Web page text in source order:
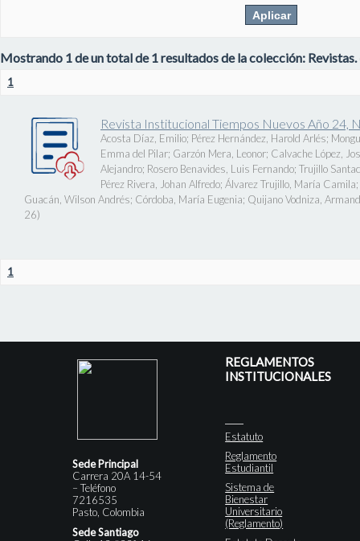
Mostrando 1 de un total de 1 resultados de la colección: Revistas.
1
Revista Institucional Tiempos Nuevos Año 24,
Acosta Díaz, Emilio; Pérez Hernández, Harold Arlés;
Emma del Pilar; Garzón Mera, Leonor; Calvache López,
Alejandro; Rosero Benavides, Luis Fernando; Trujillo
Pérez Rivera, Johan Alfredo; Álvarez Trujillo, María Camila;
Guacán, Wilson Andrés; Córdoba, María Eugenia; Quijano Vodniza,
26)
1
Sede Principal
Carrera 20A 14-54
– Teléfono
7216535
Pasto, Colombia
Sede Santiago
REGLAMENTOS
INSTITUCIONALES
Estatuto
Reglamento
Estudiantil
Sistema de
Bienestar
Universitario
(Reglamento)